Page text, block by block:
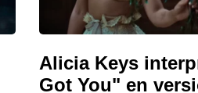
Alicia Keys
Got You" en